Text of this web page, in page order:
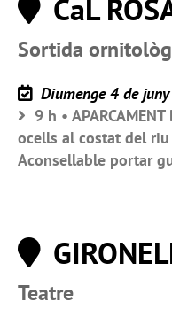
CaL
Sortida
Diumenge 4 de juny
9 h •
ocells al costat del
Aconsellable portar
Teatre